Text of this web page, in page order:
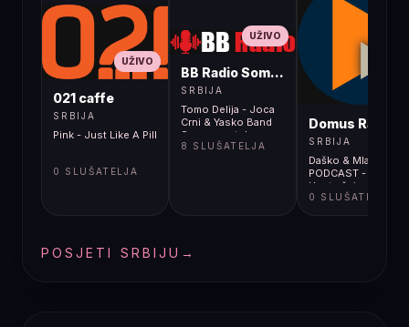
UŽIVO
021 caffe
SRBIJA
Pink - Just Like A Pill
0 SLUŠATELJA
UŽIVO
BB Radio Sombor
SRBIJA
Tomo Delija - Joca
Crni & Yasko Band
Samo sam tebe
nosio u srcu
8 SLUŠATELJA
Domus Radio
SRBIJA
Daško & Mlađa
PODCAST -
Unutrašnja
emigracija 317
0 SLUŠATELJA
POSJETI SRBIJU →